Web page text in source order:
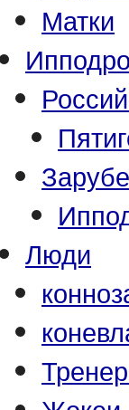
Матки
Люди